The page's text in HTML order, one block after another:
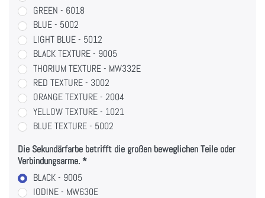
GREEN - 6018
BLUE - 5002
LIGHT BLUE - 5012
BLACK TEXTURE - 9005
THORIUM TEXTURE - MW332E
RED TEXTURE - 3002
ORANGE TEXTURE - 2004
YELLOW TEXTURE - 1021
BLUE TEXTURE - 5002
Die Sekundärfarbe betrifft die großen beweglichen Teile oder
Verbindungsarme.
BLACK - 9005
IODINE - MW630E